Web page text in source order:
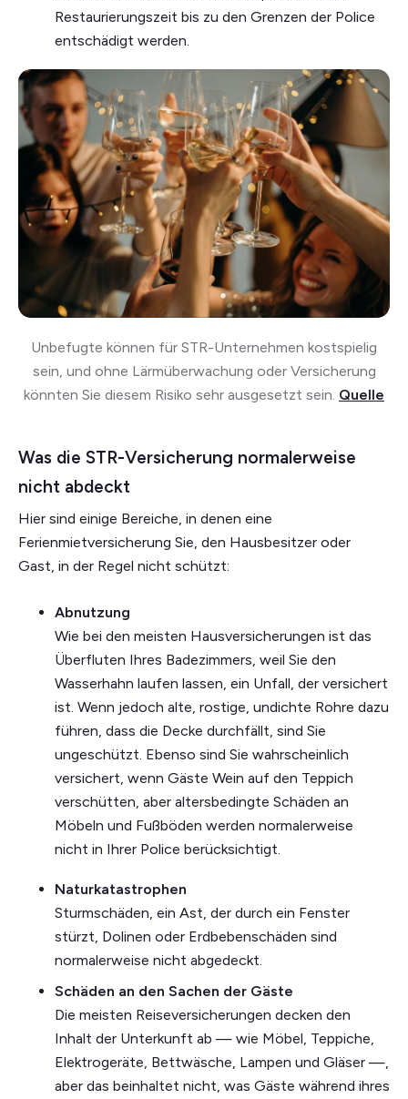
Restaurierungszeit bis zu den Grenzen der Police
entschädigt werden.
Unbefugte können für STR-Unternehmen kostspielig
sein, und ohne Lärmüberwachung oder Versicherung
könnten Sie diesem Risiko sehr ausgesetzt sein. Quelle
Was die STR-Versicherung normalerweise
nicht abdeckt
Hier sind einige Bereiche, in denen eine
Ferienmietversicherung Sie, den Hausbesitzer oder
Gast, in der Regel nicht schützt:
Abnutzung
Wie bei den meisten Hausversicherungen ist das
Überfluten Ihres Badezimmers, weil Sie den
Wasserhahn laufen lassen, ein Unfall, der versichert
ist. Wenn jedoch alte, rostige, undichte Rohre dazu
führen, dass die Decke durchfällt, sind Sie
ungeschützt. Ebenso sind Sie wahrscheinlich
versichert, wenn Gäste Wein auf den Teppich
verschütten, aber altersbedingte Schäden an
Möbeln und Fußböden werden normalerweise
nicht in Ihrer Police berücksichtigt.
Naturkatastrophen
Sturmschäden, ein Ast, der durch ein Fenster
stürzt, Dolinen oder Erdbebenschäden sind
normalerweise nicht abgedeckt.
Schäden an den Sachen der Gäste
Die meisten Reiseversicherungen decken den
Inhalt der Unterkunft ab — wie Möbel, Teppiche,
Elektrogeräte, Bettwäsche, Lampen und Gläser —,
aber das beinhaltet nicht, was Gäste während ihres